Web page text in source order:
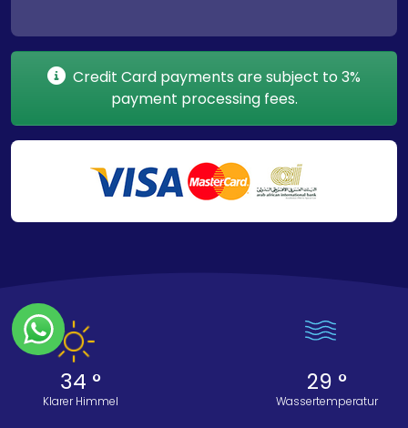
Credit Card payments are subject to 3%
payment processing fees.
34 °
Klarer Himmel
29 °
Wassertemperatur